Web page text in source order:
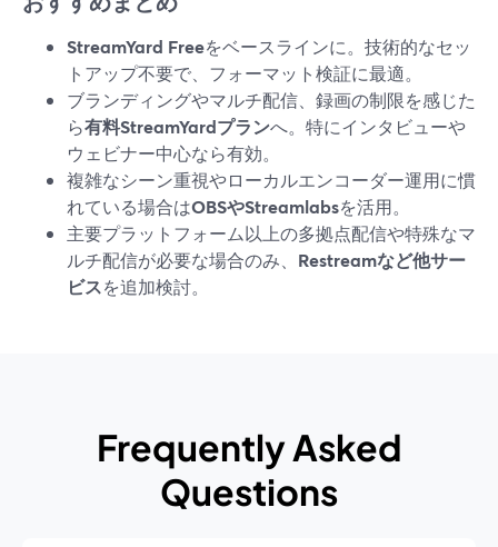
StreamYard Freeをベースラインに。技術的なセッ
トアップ不要で、フォーマット検証に最適。
ブランディングやマルチ配信、録画の制限を感じた
ら有料StreamYardプランへ。特にインタビューや
ウェビナー中心なら有効。
複雑なシーン重視やローカルエンコーダー運用に慣
れている場合はOBSやStreamlabsを活用。
主要プラットフォーム以上の多拠点配信や特殊なマ
ルチ配信が必要な場合のみ、 Restreamなど他サー
ビスを追加検討。
Frequently Asked
Questions